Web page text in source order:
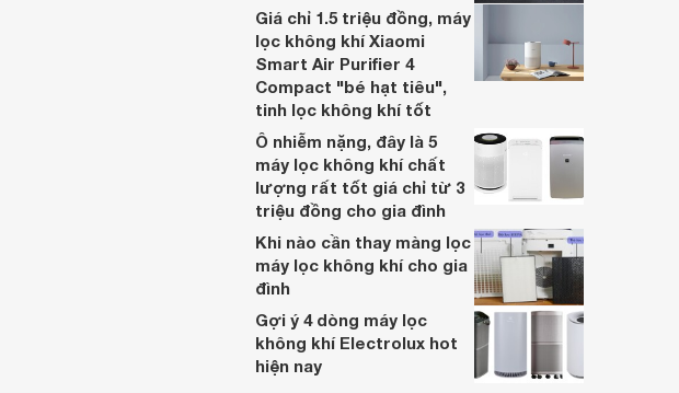
Giá chỉ 1.5 triệu đồng, máy
lọc không khí Xiaomi
Smart Air Purifier 4
Compact "bé hạt tiêu",
tinh lọc không khí tốt
Ô nhiễm nặng, đây là 5
máy lọc không khí chất
lượng rất tốt giá chỉ từ 3
triệu đồng cho gia đình
Khi nào cần thay màng lọc
máy lọc không khí cho gia
đình
Gợi ý 4 dòng máy lọc
không khí Electrolux hot
hiện nay